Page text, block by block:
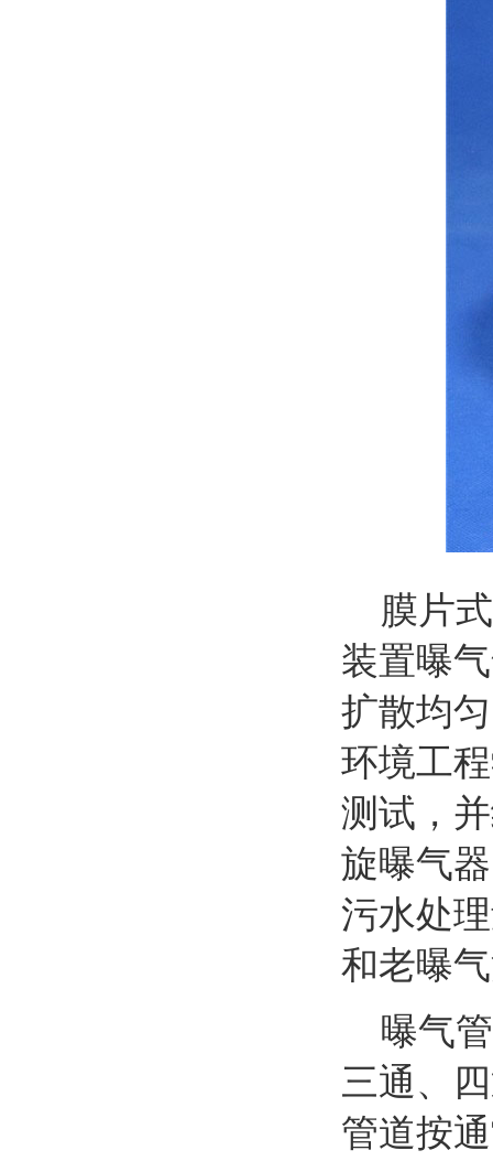
膜片式
装置曝
扩散均
环境工
测试，
旋曝气
污水处
和老曝
曝气管
三通、
管道按